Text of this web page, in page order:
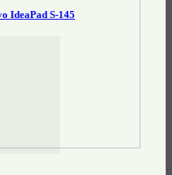
IdeaPad S-145